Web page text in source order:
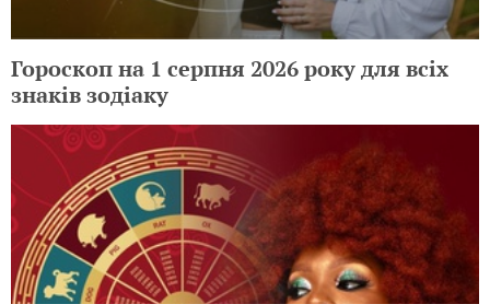
Гороскоп на 1 серпня 2026 року для всіх
знаків зодіаку